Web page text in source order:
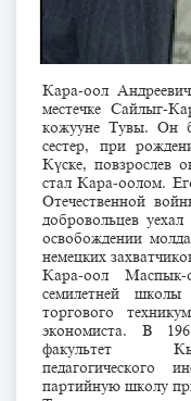
Кара-оол
местечке Сайлыг-
кожууне Тувы. Он
сестер, при
Күске, повзрослев
стал Кара-оолом.
Отечественной
добровольцев
освобождении
немецких
Кара-оол Маспык-
семилетней школы
торгового
экономиста. В
факультет
партийную школу